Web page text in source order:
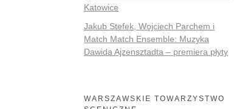
Katowice
Jakub Stefek, Wojciech Parchem i
Match Match Ensemble: Muzyka
Dawida Ajzensztadta – premiera płyty
WARSZAWSKIE TOWARZYSTWO